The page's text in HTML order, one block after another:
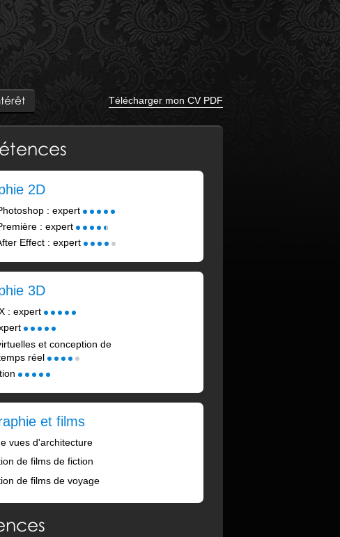
Télécharger mon CV PDF
2D
: expert
: expert
Effect : expert
3D
: expert
et conception de
réel
et films
vues d'architecture
de films de fiction
de films de voyage